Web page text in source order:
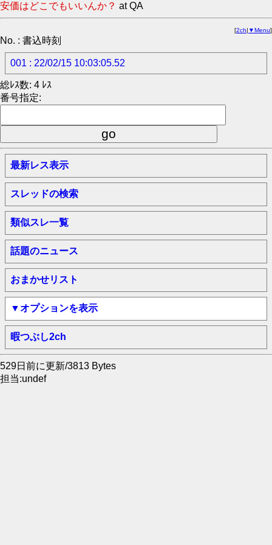
安価はどこでもいいんか？ at QA
[2ch| ▼Menu]
No. : 書込時刻
001 : 22/02/15 10:03:05.52
総ﾚｽ数: 4 ﾚｽ
番号指定:
最新レス表示
スレッドの検索
類似スレ一覧
話題のニュース
おまかせリスト
▼オプションを表示
暇つぶし2ch
529日前に更新/3813 Bytes
担当:undef